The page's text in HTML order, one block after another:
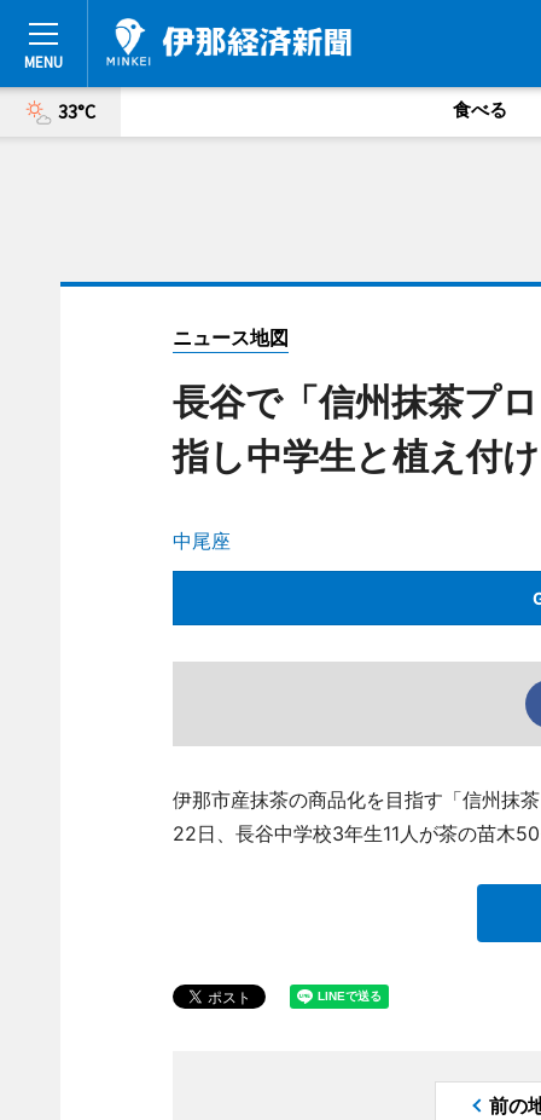
33°C 食べる
ニュース地図
長谷で「信州抹茶プ
指し中学生と植え付け
中尾座
伊那市産抹茶の商品化を目指す「信州抹
22日、長谷中学校3年生11人が茶の苗木
前の